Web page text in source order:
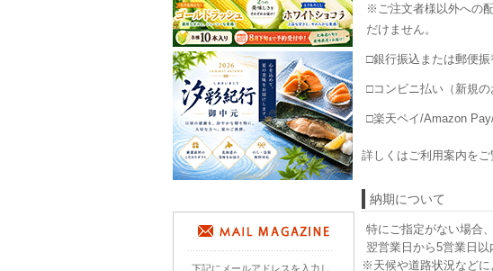
※ご注文者様以外への
だけません。
□銀行振込または郵便振
□コンビニ払い（新規の
□楽天ペイ/Amazon
詳しくはご利用案内をご
納期について
特にご指定がない場合
翌営業日から5営業日以
※天候や道路状況などに
下記にメールアドレスを入力し